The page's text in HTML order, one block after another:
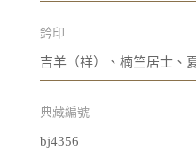
鈐印
吉羊（祥）、楠竺居士、
典藏編號
bj4356